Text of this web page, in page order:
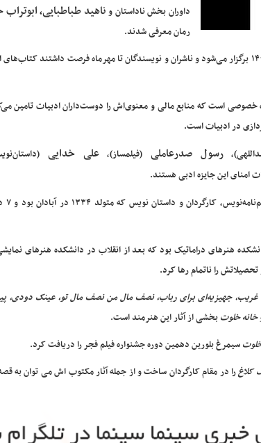
داوران بخش ناداستان وناهید طباطبایی،
رمان معرفی شدند.
خصوصی است که منابع مالی و معنوی‌اش را دوست‌داران ادبیات تامین
در ادبیات است.
رسول صدرعاملی(فیلمساز)،علی خدایی
امنای این جایزه ادبی هستند.
هنرهای دراماتیک بود که بعد از انقلاب در دانشکده هنرهای
تحصیلاتش را ناتمام رها کرد.
غریب، جهیزیه‌ای برای رباب، نصف مال من نصف مال تو، عینک دودی،
خانه خلوتبخشی از آثار این هنرمند است.
سیمرغ بلورین دهمین دوره جشنواره فیلم فجر را دریافت کرد.
کلاغرا در مقام کارگردان ساخت و از جمله آثار مکتوب اش می توان به